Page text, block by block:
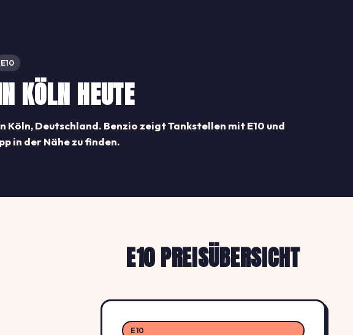
E10
KÖLN HEUTE
Köln, Deutschland. Benzio zeigt Tankstellen mit E10 und
in der Nähe zu finden.
E10 PREISÜBERSICHT
E10